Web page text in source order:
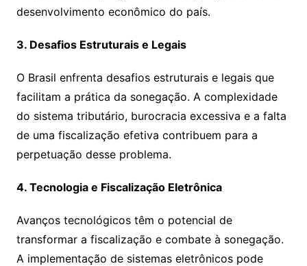
desenvolvimento econômico do país.
3. Desafios Estruturais e Legais
O Brasil enfrenta desafios estruturais e legais que
facilitam a prática da sonegação. A complexidade
do sistema tributário, burocracia excessiva e a falta
de uma fiscalização efetiva contribuem para a
perpetuação desse problema.
4. Tecnologia e Fiscalização Eletrônica
Avanços tecnológicos têm o potencial de
transformar a fiscalização e combate à sonegação.
A implementação de sistemas eletrônicos pode